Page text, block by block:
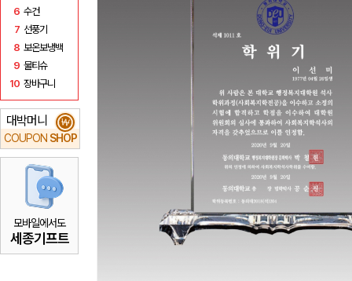
6 수건
7 선풍기
8 보온보냉백
9 물티슈
10 장바구니
대박머니
COUPON SHOP
₩
모바일에서도
세종기프트